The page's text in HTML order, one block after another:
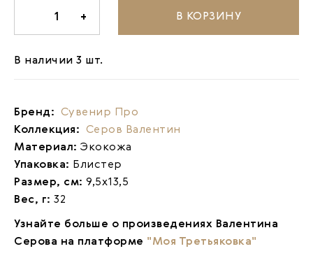
1 + В КОРЗИНУ
В наличии 3 шт.
Бренд: Сувенир Про
Коллекция: Серов Валентин
Материал: Экокожа
Упаковка: Блистер
Размер, см: 9,5х13,5
Вес, г: 32
Узнайте больше о произведениях Валентина
Серова на платформе "Моя Третьяковка"